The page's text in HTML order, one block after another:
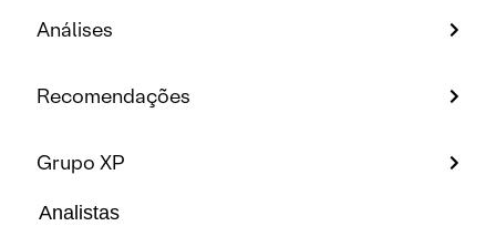
Análises
Recomendações
Grupo XP
Analistas